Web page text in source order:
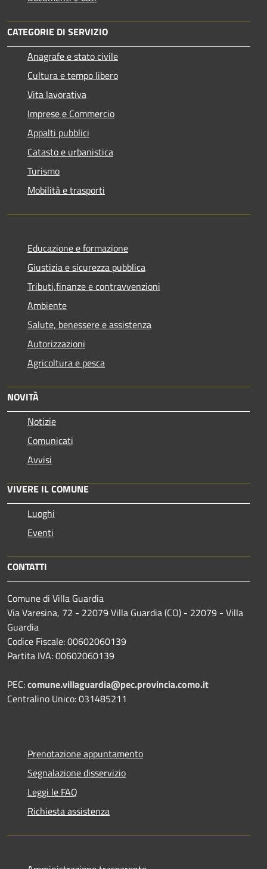
CATEGORIE DI SERVIZIO
Anagrafe e stato civile
Cultura e tempo libero
Vita lavorativa
Imprese e Commercio
Appalti pubblici
Catasto e urbanistica
Turismo
Mobilità e trasporti
Educazione e formazione
Giustizia e sicurezza pubblica
Tributi,finanze e contravvenzioni
Ambiente
Salute, benessere e assistenza
Autorizzazioni
Agricoltura e pesca
NOVITÀ
Notizie
Comunicati
Avvisi
VIVERE IL COMUNE
Luoghi
Eventi
CONTATTI
Comune di Villa Guardia
Via Varesina, 72 - 22079 Villa Guardia (CO) - 22079 - Villa
Guardia
Codice Fiscale: 00602060139
Partita IVA: 00602060139
PEC:comune.villaguardia@pec.provincia.como.it
Centralino Unico: 031485211
Prenotazione appuntamento
Segnalazione disservizio
Leggi le FAQ
Richiesta assistenza